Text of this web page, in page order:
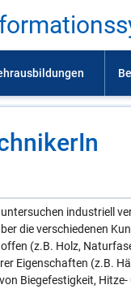
industriell
die verschiedenen
(z.B. Holz,
Eigenschaften (z.B.
Biegefestigkeit,